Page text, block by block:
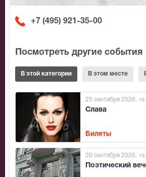
+7 (495) 921-35-00
Посмотреть другие события
В этой категории В этом месте
Слава
25 сентября 2026 ,
Билеты
Поэтический
20 сентября 2026 ,